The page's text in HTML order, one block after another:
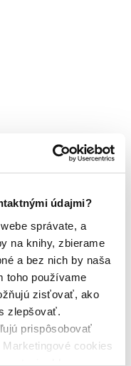
údajmi?
správate, a
na knihy, zbierame
a bez nich by naša
toho používame
zisťovať, ako
zlepšovať.
prispôsobovať
cookies
reklamy.
Pan1
Publishing1
väzba1